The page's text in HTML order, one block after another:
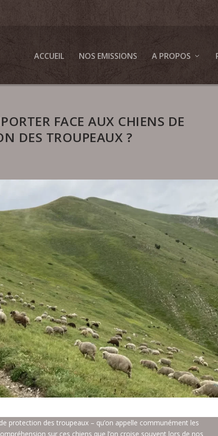
ACCUEIL NOS EMISSIONS A PROPOS
FACE AUX CHIENS DE
DES TROUPEAUX ?
protection des troupeaux – qu’on appelle communément les
sur ces chiens que l’on croise souvent lors de nos